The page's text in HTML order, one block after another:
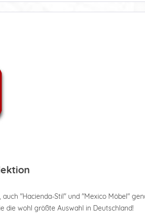
"Hacienda-Stil" und "Mexico Möbel"
die wohl größte Auswahl in Deutschland!